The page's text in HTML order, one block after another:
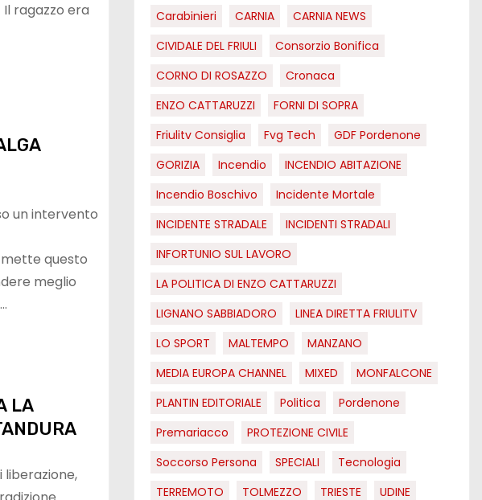
ragazzo era
un intervento
questo
meglio
LA
Carabinieri CARNIA
CARNIA NEWS
CIVIDALE DEL FRIULI
Consorzio Bonifica
CORNO DI ROSAZZO
Cronaca
ENZO CATTARUZZI
FORNI DI SOPRA
Friulitv Consiglia
Fvg Tech
GDF Pordenone
GORIZIA
Incendio
INCENDIO ABITAZIONE
Incendio Boschivo
Incidente Mortale
INCIDENTE STRADALE
INCIDENTI STRADALI
INFORTUNIO SUL LAVORO
LA POLITICA DI ENZO CATTARUZZI
LIGNANO SABBIADORO
LINEA DIRETTA FRIULITV
LO SPORT
MALTEMPO
MANZANO
MEDIA EUROPA CHANNEL
MIXED
MONFALCONE
PLANTIN EDITORIALE
Politica
Pordenone
Premariacco
PROTEZIONE CIVILE
Soccorso Persona
SPECIALI
Tecnologia
TERREMOTO
TOLMEZZO TRIESTE
UDINE